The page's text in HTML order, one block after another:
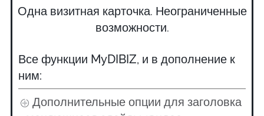
Одна визитная карточка. Неограниченные
возможности.
Все функции MyDIBIZ, и в дополнение к
ним:
Дополнительные опции для заголовка